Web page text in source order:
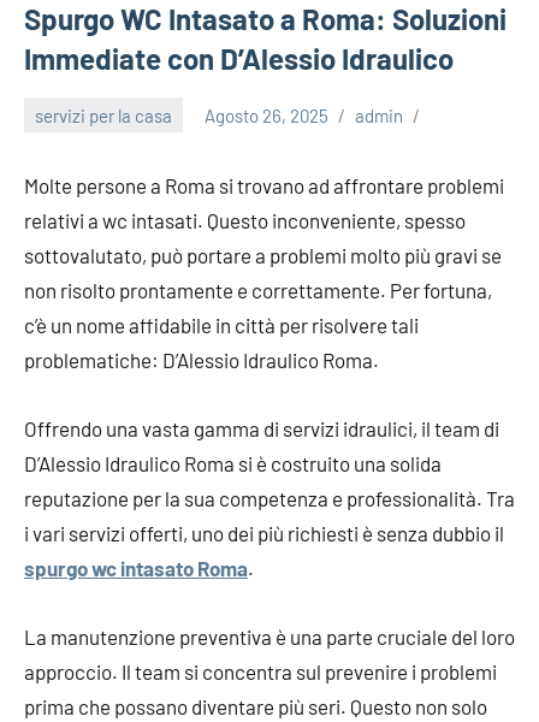
Spurgo WC Intasato a Roma: Soluzioni
Immediate con D’Alessio Idraulico
servizi per la casa Agosto 26, 2025 admin
Molte persone a Roma si trovano ad affrontare problemi
relativi a wc intasati. Questo inconveniente, spesso
sottovalutato, può portare a problemi molto più gravi se
non risolto prontamente e correttamente. Per fortuna,
c’è un nome affidabile in città per risolvere tali
problematiche: D’Alessio Idraulico Roma.
Offrendo una vasta gamma di servizi idraulici, il team di
D’Alessio Idraulico Roma si è costruito una solida
reputazione per la sua competenza e professionalità. Tra
i vari servizi offerti, uno dei più richiesti è senza dubbio il
spurgo wc intasato Roma.
La manutenzione preventiva è una parte cruciale del loro
approccio. Il team si concentra sul prevenire i problemi
prima che possano diventare più seri. Questo non solo